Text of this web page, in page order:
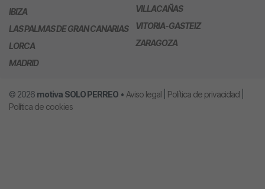
IBIZA
LAS PALMAS DE GRAN CANARIAS
LORCA
MADRID
VILLACAÑAS
VITORIA-GASTEIZ
ZARAGOZA
© 2026 motiva SOLO PERREO • Aviso legal Política de privacidad
Política de cookies